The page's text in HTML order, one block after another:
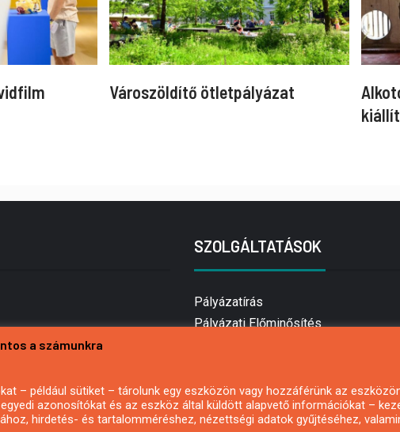
Városzöldítő ötletpályázat
SZOLGÁLTATÁSOK
Pályázatírás
Pályázati Előminősítés
Mezőgazdasági pályázatírás
Pályázatírás magánszemélyeknek
a számunkra
– például sütiket – tárolunk egy eszközön vagy hozzáférünk az
azonosítókat és az eszköz által küldött alapvető információkat –
hirdetés- és tartalomméréshez, nézettségi adatok gyűjtéséhez,